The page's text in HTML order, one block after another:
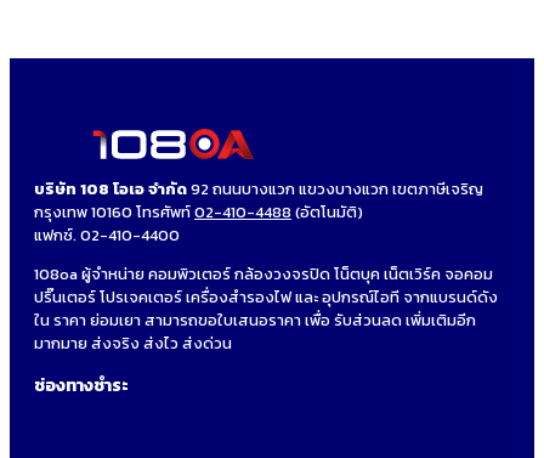
บริษัท 108 โอเอ จำกัด92 ถนนบางแวก แขวงบางแวก เขตภาษีเจริญ
กรุงเทพ 10160 โทรศัพท์02-410-4488 (อัตโนมัติ)
แฟกซ์. 02-410-4400
108oa ผู้จำหน่าย คอมพิวเตอร์ กล้องวงจรปิด โน็ตบุค เน็ตเวิร์ค จอคอม
ปริ๊นเตอร์ โปรเจคเตอร์ เครื่องสำรองไฟ และ อุปกรณ์ไอที จากแบรนด์ดัง
ใน ราคา ย่อมเยา สามารถขอใบเสนอราคา เพื่อ รับส่วนลด เพิ่มเติมอีก
มากมาย ส่งจริง ส่งไว ส่งด่วน
ช่องทางชำระ